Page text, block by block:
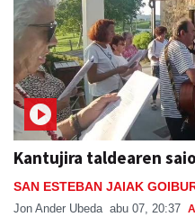
Kantujira taldearen
SAN ESTEBAN JAIAK
Jon Ander Ubeda abu 07, 20:37